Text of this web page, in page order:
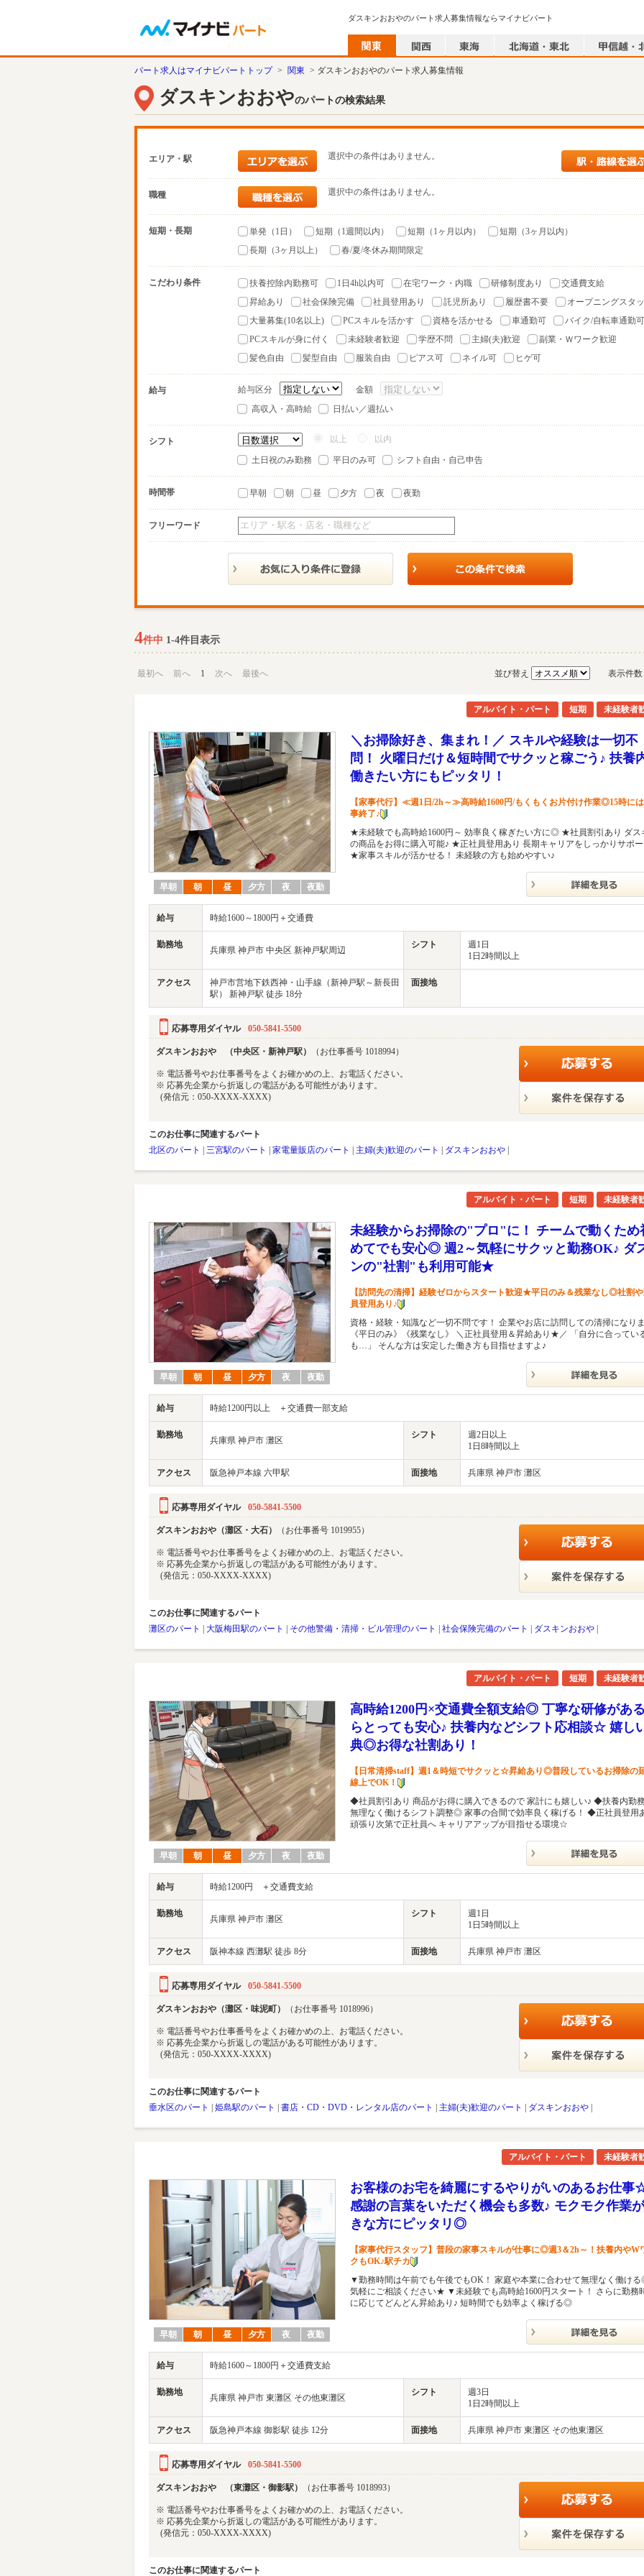
ダスキンおおやのパート求人募集情報ならマイナビパート
パート求人はマイナビパートトップ > 関東 > ダスキンおおやのパート求人募集情報
ダスキンおおやのパートの検索結果
エリア・駅 選択中の条件はありません。
職種 選択中の条件はありません。
短期・長期 単発（1日） 短期（1週間以内） 短期（1ヶ月以内）
短期（3ヶ月以内）
長期（3ヶ月以上）
春/夏/冬休み期間限定
こだわり条件 扶養控除内勤務可 1日4h以内可 在宅ワーク・内職 研修制度あり
交通費支給
昇給あり
社会保険完備 社員登用あり 託児所あり 履歴書不要
オープニングスタ
大量募集(10名以上)
PCスキルを活かす 資格を活かせる 車通勤可
バイク/自転車通勤可
PCスキルが身に付く
未経験者歓迎 学歴不問 主婦(夫)歓迎
副業・Ｗワーク歓迎
髪色自由
髪型自由 服装自由 ピアス可 ネイル可 ヒゲ可
給与 給与区分
金額
高収入・高時給
日払い／週払い
シフト 以上 以内
土日祝のみ勤務 平日のみ可 シフト自由・自己申告
時間帯 早朝 朝 昼 夕方 夜 夜勤
フリーワード
4件中 1-4件目表示
最初へ 前へ 1 次へ 最後へ 並び替え 表示件数
アルバイト・パート 短期 未経験者
早朝 朝 昼 夕方 夜 夜勤
＼お掃除好き、集まれ！／ スキルや経験は一切不
問！ 火曜日だけ＆短時間でサクッと稼ごう♪ 扶養
働きたい方にもピッタリ！
【家事代行】≪週1日/2h～≫高時給1600円/もくもくお片付け作業◎15時に
事終了♪
★未経験でも高時給1600円～ 効率良く稼ぎたい方に◎ ★社員割引あり ダス
の商品をお得に購入可能♪ ★正社員登用あり 長期キャリアをしっかりサポー
★家事スキルが活かせる！ 未経験の方も始めやすい♪
給与 時給1600～1800円＋交通費
勤務地
兵庫県 神戸市 中央区 新神戸駅周辺
シフト
週1日
1日2時間以上
アクセス
神戸市営地下鉄西神・山手線（新神戸駅～新長田
駅） 新神戸駅 徒歩 18分
面接地
応募専用ダイヤル 050-5841-5500
ダスキンおおや （中央区・新神戸駅） （お仕事番号 1018994）
※ 電話番号やお仕事番号をよくお確かめの上、お電話ください。
※ 応募先企業から折返しの電話がある可能性があります。
(発信元：050-XXXX-XXXX)
このお仕事に関連するパート
北区のパート
三宮駅のパート 家電量販店のパート 主婦(夫)歓迎のパート ダスキンおおや
アルバイト・パート 短期 未経験者
早朝 朝 昼 夕方 夜 夜勤
未経験からお掃除の"プロ"に！ チームで動くため
めてでも安心◎ 週2～気軽にサクッと勤務OK♪ ダ
ンの"社割"も利用可能★
【訪問先の清掃】経験ゼロからスタート歓迎★平日のみ＆残業なし◎社割
員登用あり♪
資格・経験・知識など一切不問です！ 企業やお店に訪問しての清掃になり
《平日のみ》《残業なし》 ＼正社員登用＆昇給あり★／ 「自分に合ってい
も…」 そんな方は安定した働き方も目指せますよ♪
給与 時給1200円以上 ＋交通費一部支給
勤務地
兵庫県 神戸市 灘区
シフト
週2日以上
1日8時間以上
アクセス 阪急神戸本線 六甲駅 面接地 兵庫県 神戸市 灘区
応募専用ダイヤル 050-5841-5500
ダスキンおおや（灘区・大石） （お仕事番号 1019955）
※ 電話番号やお仕事番号をよくお確かめの上、お電話ください。
※ 応募先企業から折返しの電話がある可能性があります。
(発信元：050-XXXX-XXXX)
このお仕事に関連するパート
灘区のパート
大阪梅田駅のパート その他警備・清掃・ビル管理のパート 社会保険完備のパート ダスキンおおや
アルバイト・パート 短期 未経験者
早朝 朝 昼 夕方 夜 夜勤
高時給1200円×交通費全額支給◎ 丁寧な研修があ
らとっても安心♪ 扶養内などシフト応相談☆ 嬉し
典◎お得な社割あり！
【日常清掃staff】週1＆時短でサクッと☆昇給あり◎普段しているお掃除の
線上でOK！
◆社員割引あり 商品がお得に購入できるので 家計にも嬉しい♪ ◆扶養内勤
無理なく働けるシフト調整◎ 家事の合間で効率良く稼げる！ ◆正社員登用
頑張り次第で正社員へ キャリアアップが目指せる環境☆
給与 時給1200円 ＋交通費支給
勤務地
兵庫県 神戸市 灘区
シフト
週1日
1日5時間以上
アクセス 阪神本線 西灘駅 徒歩 8分 面接地 兵庫県 神戸市 灘区
応募専用ダイヤル 050-5841-5500
ダスキンおおや（灘区・味泥町） （お仕事番号 1018996）
※ 電話番号やお仕事番号をよくお確かめの上、お電話ください。
※ 応募先企業から折返しの電話がある可能性があります。
(発信元：050-XXXX-XXXX)
このお仕事に関連するパート
垂水区のパート
姫島駅のパート 書店・CD・DVD・レンタル店のパート 主婦(夫)歓迎のパート ダスキンおおや
アルバイト・パート 未経験者
早朝 朝 昼 夕方 夜 夜勤
お客様のお宅を綺麗にするやりがいのあるお仕事
感謝の言葉をいただく機会も多数♪ モクモク作業
きな方にピッタリ◎
【家事代行スタッフ】普段の家事スキルが仕事に◎週3＆2h～！扶養内やW
クもOK♪駅チカ
▼勤務時間は午前でも午後でもOK！ 家庭や本業に合わせて無理なく働け
気軽にご相談ください★ ▼未経験でも高時給1600円スタート！ さらに勤務
に応じてどんどん昇給あり♪ 短時間でも効率よく稼げる◎
給与 時給1600～1800円＋交通費支給
勤務地
兵庫県 神戸市 東灘区 その他東灘区
シフト
週3日
1日2時間以上
アクセス 阪急神戸本線 御影駅 徒歩 12分 面接地 兵庫県 神戸市 東灘区 その他東灘区
応募専用ダイヤル 050-5841-5500
ダスキンおおや （東灘区・御影駅） （お仕事番号 1018993）
※ 電話番号やお仕事番号をよくお確かめの上、お電話ください。
※ 応募先企業から折返しの電話がある可能性があります。
(発信元：050-XXXX-XXXX)
このお仕事に関連するパート